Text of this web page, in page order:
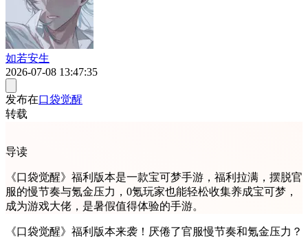
如若安生
2026-07-08 13:47:35
发布在口袋觉醒
转载
导读
《口袋觉醒》福利版本是一款宝可梦手游，福利拉满，摆脱官
服的慢节奏与氪金压力，0氪玩家也能轻松收集养成宝可梦，
成为游戏大佬，是暑假值得体验的手游。
《口袋觉醒》福利版本来袭！厌倦了官服慢节奏和氪金压力？